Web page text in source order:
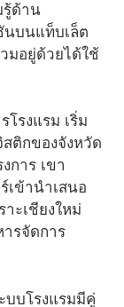
รู้ด้าน
นบนแท็บเล็ต
มอยู่ด้วยได้ใช้
โรงแรม เริ่ม
ติกของจังหวัด
การ เขา
เข้านำเสนอ
าะเชียงใหม่
ารจัดการ
บบโรงแรมมีคู่